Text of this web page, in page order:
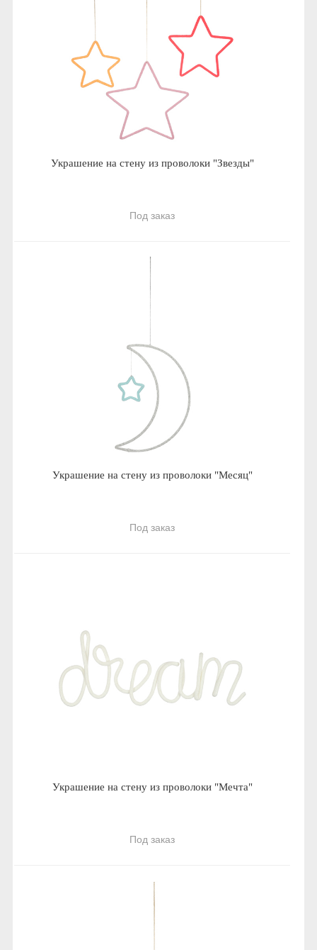
Украшение на стену из проволоки "Звезды"
Под заказ
Украшение на стену из проволоки "Месяц"
Под заказ
Украшение на стену из проволоки "Мечта"
Под заказ